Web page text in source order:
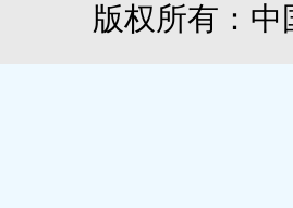
版权所有：